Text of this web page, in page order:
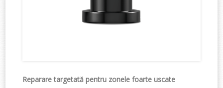
Reparare targetată pentru zonele foarte uscate